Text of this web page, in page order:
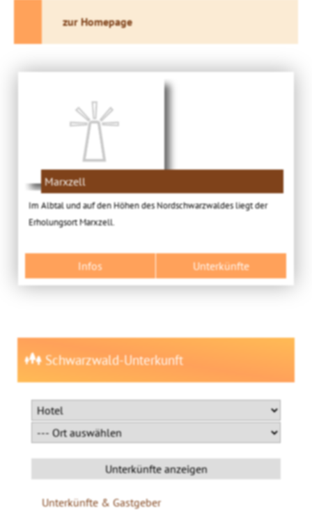
zur Homepage
Marxzell
Im Albtal und auf den Höhen des Nordschwarzwaldes liegt der
Erholungsort Marxzell.
Infos Unterkünfte
Schwarzwald-Unterkunft
Unterkünfte & Gastgeber